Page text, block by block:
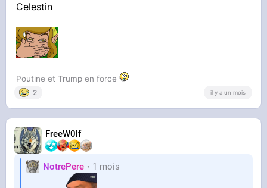
Celestin
Poutine et Trump en force
2 il y a un mois
FreeW0lf
NotrePere 1 mois